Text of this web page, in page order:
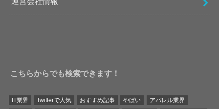
こちらからでも検索できます！
IT業界 Twitterで人気 おすすめ記事 やばい
アパレル業界